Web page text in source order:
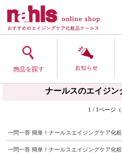
ナールスのエイジン
1 / 1ページ（
一問一答 簡単！ナールスエイジングケア化
一問一答 簡単！ナールスエイジングケア化